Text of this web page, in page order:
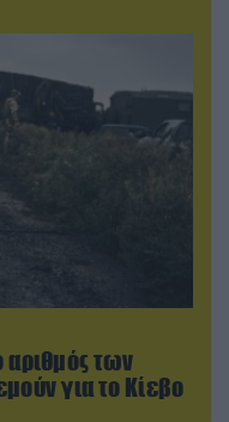
των
για το Κίεβο